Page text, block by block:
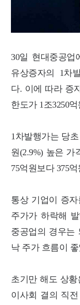
30일 현대중공업
유상증자의 1차
다. 이에 따라 증
한도가 1조3250
1차발행가는 당
원(2.9%) 높은 가
75억원보다 375
통상 기업이 증
주가가 하락해
중공업의 경우는
낙 주가 흐름이
초기만 해도 상황
이사회 결의 직